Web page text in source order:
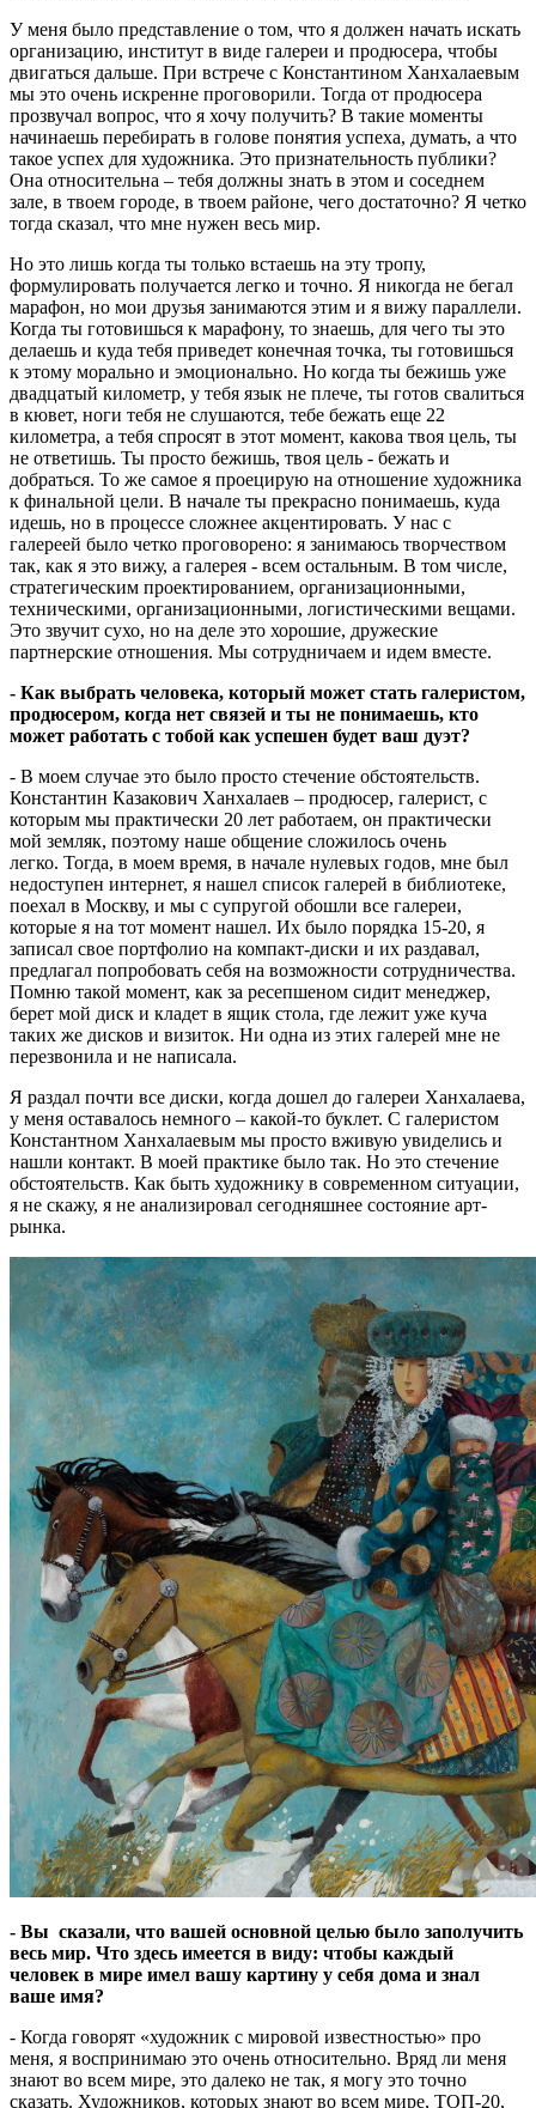
У меня было представление о том, что я должен начать искать
организацию, институт в виде галереи и продюсера, чтобы
двигаться дальше. При встрече с Константином Ханхалаевым
мы это очень искренне проговорили. Тогда от продюсера
прозвучал вопрос, что я хочу получить? В такие моменты
начинаешь перебирать в голове понятия успеха, думать, а что
такое успех для художника. Это признательность публики?
Она относительна – тебя должны знать в этом и соседнем
зале, в твоем городе, в твоем районе, чего достаточно? Я четко
тогда сказал, что мне нужен весь мир.
Но это лишь когда ты только встаешь на эту тропу,
формулировать получается легко и точно. Я никогда не бегал
марафон, но мои друзья занимаются этим и я вижу параллели.
Когда ты готовишься к марафону, то знаешь, для чего ты это
делаешь и куда тебя приведет конечная точка, ты готовишься
к этому морально и эмоционально. Но когда ты бежишь уже
двадцатый километр, у тебя язык не плече, ты готов свалиться
в кювет, ноги тебя не слушаются, тебе бежать еще 22
километра, а тебя спросят в этот момент, какова твоя цель, ты
не ответишь. Ты просто бежишь, твоя цель - бежать и
добраться. То же самое я проецирую на отношение художника
к финальной цели. В начале ты прекрасно понимаешь, куда
идешь, но в процессе сложнее акцентировать. У нас с
галереей было четко проговорено: я занимаюсь творчеством
так, как я это вижу, а галерея - всем остальным. В том числе,
стратегическим проектированием, организационными,
техническими, организационными, логистическими вещами.
Это звучит сухо, но на деле это хорошие, дружеские
партнерские отношения. Мы сотрудничаем и идем вместе.
- Как выбрать человека, который может стать галеристом,
продюсером, когда нет связей и ты не понимаешь, кто
может работать с тобой как успешен будет ваш дуэт?
- В моем случае это было просто стечение обстоятельств.
Константин Казакович Ханхалаев – продюсер, галерист, с
которым мы практически 20 лет работаем, он практически
мой земляк, поэтому наше общение сложилось очень
легко. Тогда, в моем время, в начале нулевых годов, мне был
недоступен интернет, я нашел список галерей в библиотеке,
поехал в Москву, и мы с супругой обошли все галереи,
которые я на тот момент нашел. Их было порядка 15-20, я
записал свое портфолио на компакт-диски и их раздавал,
предлагал попробовать себя на возможности сотрудничества.
Помню такой момент, как за ресепшеном сидит менеджер,
берет мой диск и кладет в ящик стола, где лежит уже куча
таких же дисков и визиток. Ни одна из этих галерей мне не
перезвонила и не написала.
Я раздал почти все диски, когда дошел до галереи Ханхалаева,
у меня оставалось немного – какой-то буклет. С галеристом
Константном Ханхалаевым мы просто вживую увиделись и
нашли контакт. В моей практике было так. Но это стечение
обстоятельств. Как быть художнику в современном ситуации,
я не скажу, я не анализировал сегодняшнее состояние арт-
рынка.
- Вы сказали, что вашей основной целью было заполучить
весь мир. Что здесь имеется в виду: чтобы каждый
человек в мире имел вашу картину у себя дома и знал
ваше имя?
- Когда говорят «художник с мировой известностью» про
меня, я воспринимаю это очень относительно. Вряд ли меня
знают во всем мире, это далеко не так, я могу это точно
сказать. Художников, которых знают во всем мире, ТОП-20,